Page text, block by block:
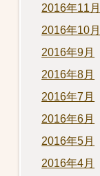
2016年11月
2016年10月
2016年9月
2016年8月
2016年7月
2016年6月
2016年5月
2016年4月